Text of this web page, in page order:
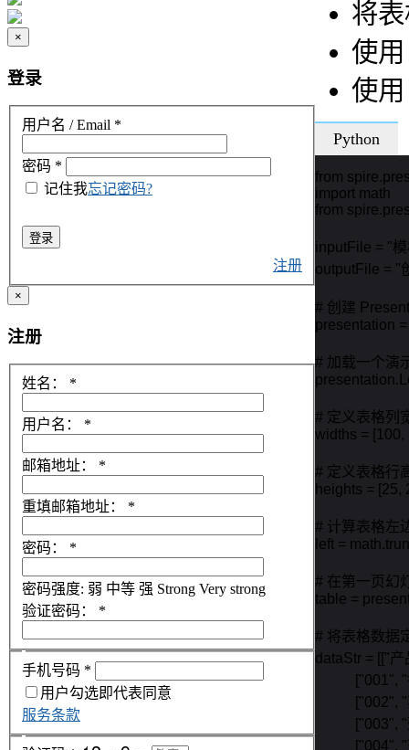
将
使
使
Python
from
import math
from
inputFile = "
outputFile = "
# 创建
presentation
# 加载一个演
# 定义表格列
widths = [100,
# 定义表格行
heights = [25,
# 计算表格左
left =
# 在第一页幻
table =
# 将表格数据
dataStr = [["
×
登录
用户名 / Email *
密码 *
记住我忘记密码?
登录
注册
×
注册
姓名： *
用户名： *
邮箱地址： *
重填邮箱地址： *
密码： *
密码强度: 弱 中等 强 Strong Very strong
验证密码：
*
手机号码 *
用户勾选即代表同意
服务条款